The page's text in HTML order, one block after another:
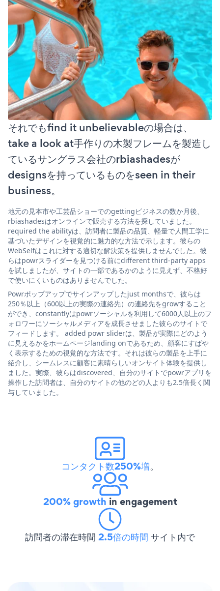
それでもfind it unbelievableの場合は、
take a look at手作りの木製フレームを製造し
ているサングラス会社のrbiashadesが
designsを持っているものをseen in their
business。
地元の見本市や工芸品ショーでのgettingビジネスの数か月後、
rbiashadesはオンラインで販売する方法を探していました。
required the abilityは、訪問者に製品の品質、軽量で人間工学に
基づいたデザインを視覚的に魅力的な方法で示します。彼らの
WebSelfはこれに対する適切な解決策を提供しませんでした。彼
らはpowrスライダーを見つける前にdifferent third-party apps
を試しましたが、サイトの一部であるかのように見えず、不格好
で使いにくいものはありませんでした。
Powrポップアップでサインアップしたjust monthsで、彼らは
250％以上（600以上の実際の連絡先）の連絡先をgrowすること
ができ、constantlyはpowrソーシャルを利用して6000人以上のフ
ォロワーにソーシャルメディアを成長させました彼らのサイトで
フィードします。 added powr sliderは、製品が実際にどのよう
に見えるかをホームページlanding onであるため、顧客にすばや
く表示するための視覚的な方法です。それは彼らの製品を上手に
紹介し、シームレスに顧客に素晴らしいオンサイト体験を提供し
ました。実際、彼らはdiscovered、自分のサイトでpowrアプリを
操作した訪問者は、自分のサイトの他のどの人よりも2.5倍長く関
与していました。
コンタクト数250%増。
200% growth in engagement
訪問者の滞在時間 2.5倍の時間 サイト内で